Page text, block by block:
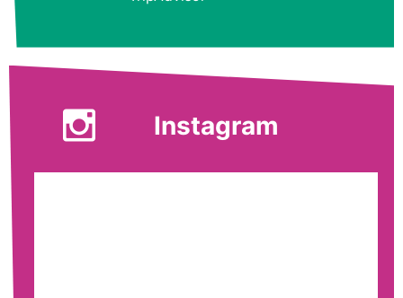
Instagram